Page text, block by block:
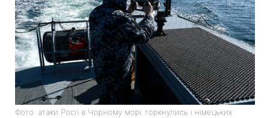
Фото: атаки Росії в Чорному морі торкнулись і німецьких